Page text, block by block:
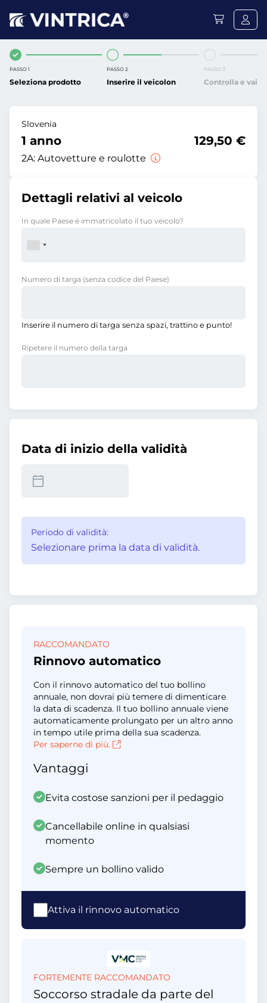
PASSO 1
Seleziona prodotto
PASSO 2
Inserire il veicolon
PASSO 3
Controlla e vai
Slovenia
1 anno
2A: Autovetture e roulotte
129,50 €
Dettagli relativi al veicolo
In quale Paese è immatricolato il tuo veicolo?
Numero di targa (senza codice del Paese)
Inserire il numero di targa senza spazi, trattino e punto!
Ripetere il numero della targa
Data di inizio della validità
Periodo di validità:
Selezionare prima la data di validità.
RACCOMANDATO
Rinnovo automatico
Con il rinnovo automatico del tuo bollino
annuale, non dovrai più temere di dimenticare
la data di scadenza. Il tuo bollino annuale viene
automaticamente prolungato per un altro anno
in tempo utile prima della sua scadenza.
Per saperne di più.
Vantaggi
Evita costose sanzioni per il pedaggio
Cancellabile online in qualsiasi
momento
Sempre un bollino valido
Attiva il rinnovo automatico
FORTEMENTE RACCOMANDATO
Soccorso stradale da parte del